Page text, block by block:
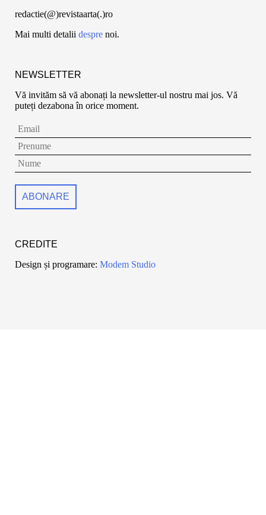
redactie(@)revistaarta(.)ro
Mai multi detalii despre noi.
NEWSLETTER
Vă invităm să vă abonați la newsletter-ul nostru mai jos. Vă
puteți dezabona în orice moment.
CREDITE
Design și programare: Modem Studio